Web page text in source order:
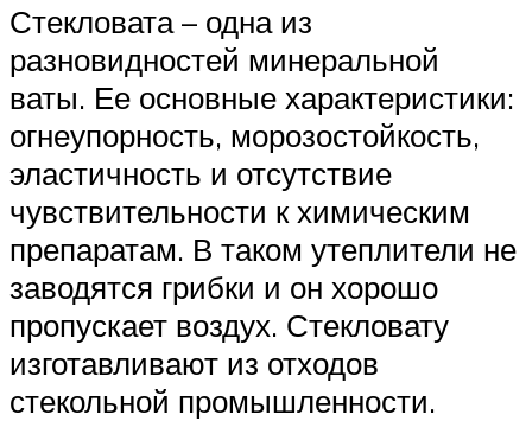
Стекловата – одна из
разновидностей минеральной
ваты. Ее основные характеристики:
огнеупорность, морозостойкость,
эластичность и отсутствие
чувствительности к химическим
препаратам. В таком утеплители не
заводятся грибки и он хорошо
пропускает воздух. Стекловату
изготавливают из отходов
стекольной промышленности.